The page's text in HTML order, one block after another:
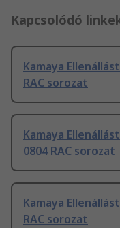
Kapcsolódó
Kamaya
RAC sorozat
Kamaya
0804 RAC sorozat
Kamaya
RAC sorozat